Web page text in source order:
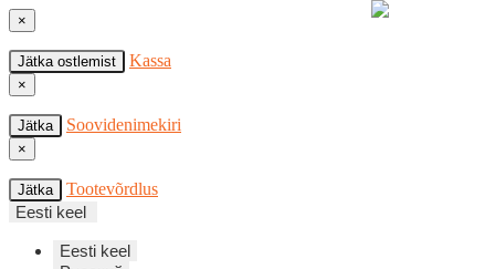
×
Jätka ostlemist Kassa
×
Jätka Soovidenimekiri
×
Jätka
Tootevõrdlus
Eesti keel
Eesti keel